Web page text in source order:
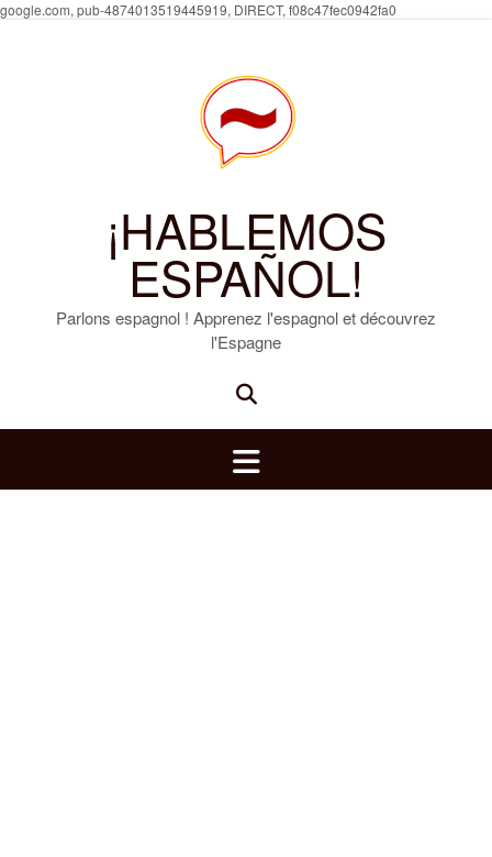
google.com, pub-4874013519445919, DIRECT, f08c47fec0942fa0
¡HABLEMOS
ESPAÑOL!
Parlons espagnol ! Apprenez l'espagnol et découvrez
l'Espagne